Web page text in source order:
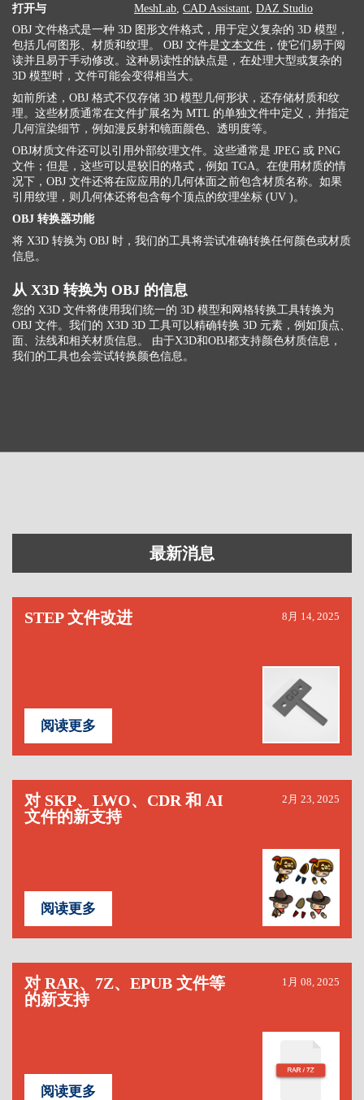
打开与 MeshLab, CAD Assistant, DAZ Studio
OBJ 文件格式是一种 3D 图形文件格式，用于定义复杂的 3D 模型，
包括几何图形、材质和纹理。 OBJ 文件是文本文件 ，使它们易于阅
读并且易于手动修改。这种易读性的缺点是，在处理大型或复杂的
3D 模型时，文件可能会变得相当大。
如前所述，OBJ 格式不仅存储 3D 模型几何形状，还存储材质和纹
理。这些材质通常在文件扩展名为 MTL 的单独文件中定义，并指定
几何渲染细节，例如漫反射和镜面颜色、透明度等。
OBJ材质文件还可以引用外部纹理文件。这些通常是 JPEG 或 PNG
文件；但是，这些可以是较旧的格式，例如 TGA。在使用材质的情
况下，OBJ 文件还将在应应用的几何体面之前包含材质名称。如果
引用纹理，则几何体还将包含每个顶点的纹理坐标 (UV )。
OBJ 转换器功能
将 X3D 转换为 OBJ 时，我们的工具将尝试准确转换任何颜色或材质
信息。
从 X3D 转换为 OBJ 的信息
您的 X3D 文件将使用我们统一的 3D 模型和网格转换工具转换为
OBJ 文件。我们的 X3D 3D 工具可以精确转换 3D 元素，例如顶点、
面、法线和相关材质信息。 由于X3D和OBJ都支持颜色材质信息，
我们的工具也会尝试转换颜色信息。
最新消息
STEP 文件改进 8月 14, 2025
阅读更多
对 SKP、LWO、CDR 和 AI
文件的新支持
2月 23, 2025
阅读更多
对 RAR、7Z、EPUB 文件等
的新支持
1月 08, 2025
阅读更多